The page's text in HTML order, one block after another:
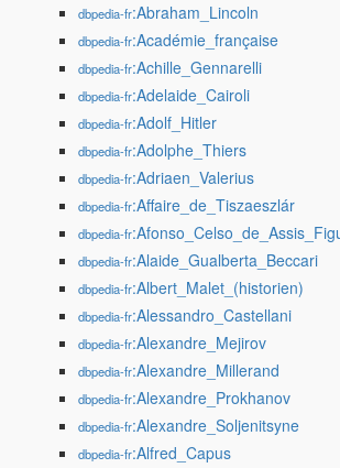
dbpedia-fr:Abraham_Lincoln
dbpedia-fr:Académie_française
dbpedia-fr:Achille_Gennarelli
dbpedia-fr:Adelaide_Cairoli
dbpedia-fr:Adolf_Hitler
dbpedia-fr:Adolphe_Thiers
dbpedia-fr:Adriaen_Valerius
dbpedia-fr:Affaire_de_Tiszaeszlár
dbpedia-fr
dbpedia-fr:Alaide_Gualberta_Beccari
dbpedia-fr:Albert_Malet_(historien)
dbpedia-fr:Alessandro_Castellani
dbpedia-fr:Alexandre_Mejirov
dbpedia-fr:Alexandre_Millerand
dbpedia-fr:Alexandre_Prokhanov
dbpedia-fr:Alexandre_Soljenitsyne
dbpedia-fr:Alfred_Capus